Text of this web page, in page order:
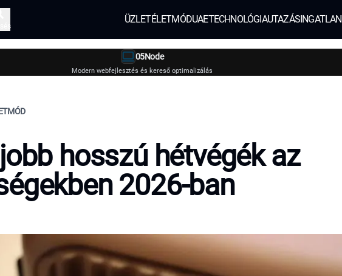
ÜZLETÉLETMÓDUAETECHNOLÓGIAUTAZÁSINGATLAN
05Node
Modern webfejlesztés és kereső optimalizálás
hosszú hétvégék az
2026-ban